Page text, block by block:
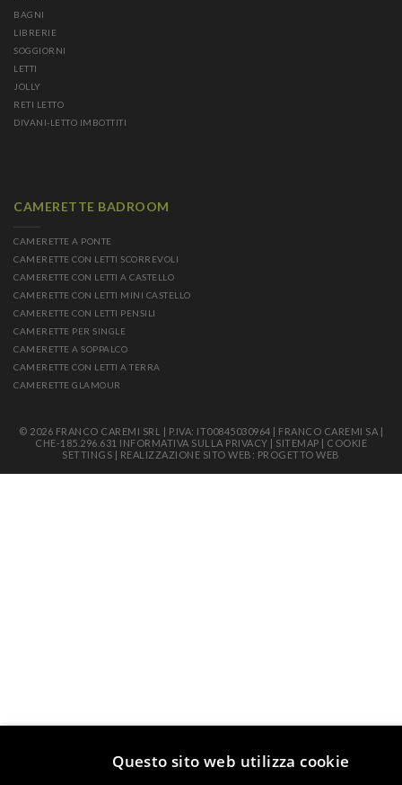
BAGNI
LIBRERIE
SOGGIORNI
LETTI
JOLLY
RETI LETTO
DIVANI-LETTO IMBOTTITI
CAMERETTE BADROOM
CAMERETTE A PONTE
CAMERETTE CON LETTI SCORREVOLI
CAMERETTE CON LETTI A CASTELLO
CAMERETTE CON LETTI MINI CASTELLO
CAMERETTE CON LETTI PENSILI
CAMERETTE PER SINGLE
CAMERETTE A SOPPALCO
CAMERETTE CON LETTI A TERRA
CAMERETTE GLAMOUR
© 2026 FRANCO CAREMI SRL | P.IVA: IT00845030964 | FRANCO CAREMI SA |
CHE-185.296.631 INFORMATIVA SULLA PRIVACY | SITEMAP | COOKIE
SETTINGS | REALIZZAZIONE SITO WEB: PROGETTO WEB
Questo sito web utilizza cookie